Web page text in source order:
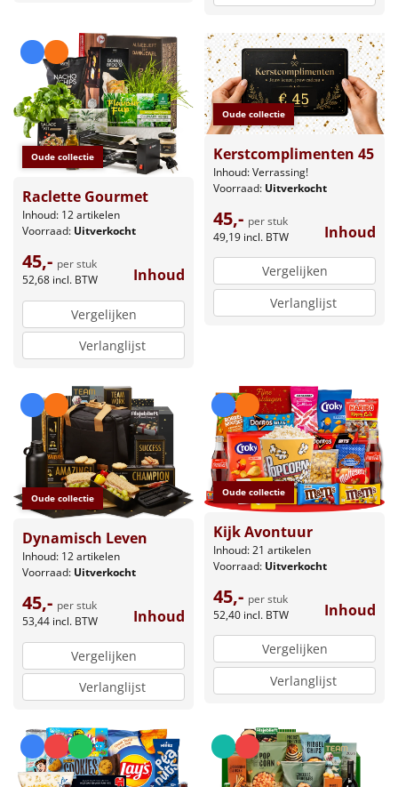
Oude collectie
Raclette Gourmet
Inhoud: 12 artikelen
Voorraad: Uitverkocht
45,- per stuk
52,68 incl. BTW Inhoud
Vergelijken
Verlanglijst
Oude collectie
Kerstcomplimenten 45
Inhoud: Verrassing!
Voorraad: Uitverkocht
45,- per stuk
49,19 incl. BTW Inhoud
Vergelijken
Verlanglijst
Oude collectie
Dynamisch Leven
Inhoud: 12 artikelen
Voorraad: Uitverkocht
45,- per stuk
53,44 incl. BTW Inhoud
Vergelijken
Verlanglijst
Oude collectie
Kijk Avontuur
Inhoud: 21 artikelen
Voorraad: Uitverkocht
45,- per stuk
52,40 incl. BTW Inhoud
Vergelijken
Verlanglijst